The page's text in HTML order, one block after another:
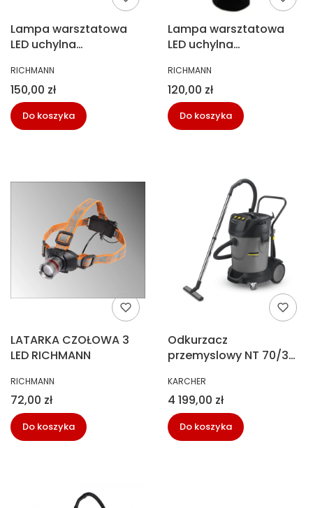
Lampa warsztatowa
LED uchylna
Richmann C6813
PRODUCENT
RICHMANN
Cena
150,00 zł
Do koszyka
Lampa warsztatowa
LED uchylna
Richmann C6814
PRODUCENT
RICHMANN
Cena
120,00 zł
Do koszyka
LATARKA CZOŁOWA 3
LED RICHMANN
PRODUCENT
RICHMANN
Cena
72,00 zł
Do koszyka
Odkurzacz
przemyslowy NT 70/3
PRODUCENT
KARCHER
Cena
4 199,00 zł
Do koszyka